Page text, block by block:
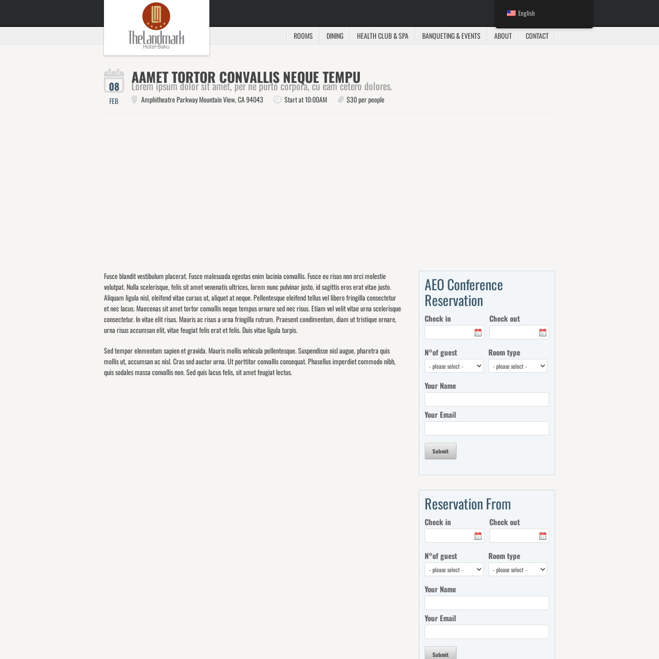
ROOMS DINING HEALTH CLUB & SPA BANQUETING & EVENTS ABOUT CONTACT
08
FEB
AAMET TORTOR CONVALLIS NEQUE TEMPU
Lorem ipsum dolor sit amet, per ne purto corpora, cu eam cetero dolores.
Amphitheatre Parkway Mountain View, CA 94043 Start at 10:00AM $30 per people
Fusce blandit vestibulum placerat. Fusce malesuada egestas enim lacinia convallis. Fusce eu risus non orci molestie
volutpat. Nulla scelerisque, felis sit amet venenatis ultrices, lorem nunc pulvinar justo, id sagittis eros erat vitae justo.
Aliquam ligula nisl, eleifend vitae cursus ut, aliquet at neque. Pellentesque eleifend tellus vel libero fringilla consectetur
et nec lacus. Maecenas sit amet tortor convallis neque tempus ornare sed nec risus. Etiam vel velit vitae urna scelerisque
consectetur. In vitae elit risus. Mauris ac risus a urna fringilla rutrum. Praesent condimentum, diam ut tristique ornare,
urna risus accumsan elit, vitae feugiat felis erat et felis. Duis vitae ligula turpis.
Sed tempor elementum sapien et gravida. Mauris mollis vehicula pellentesque. Suspendisse nisl augue, pharetra quis
mollis ut, accumsan ac nisl. Cras sed auctor urna. Ut porttitor convallis consequat. Phasellus imperdiet commodo nibh,
quis sodales massa convallis non. Sed quis lacus felis, sit amet feugiat lectus.
AEO Conference
Reservation
Check in Check out
N°of guest Room type
Your Name
Your Email
Submit
Reservation From
Check in Check out
N°of guest Room type
Your Name
Your Email
Submit
English